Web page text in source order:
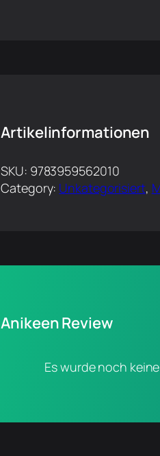
Artikelinformationen
SKU: 9783959562010
Category: Unkategorisiert,
Anikeen Review
Es wurde noch